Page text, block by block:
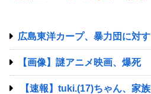
広島東洋カープ、暴力団に対
【画像】謎アニメ映
【速報】tuki.(17)ちゃん、家